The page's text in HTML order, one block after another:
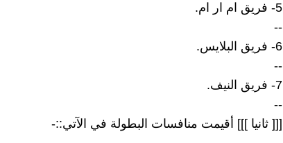
5- فريق ام ار ام.
--
6- فريق البلايس.
--
7- فريق النيف.
--
[[[ ثانيا ]]] أقيمت منافسات البطولة في الآتي::-